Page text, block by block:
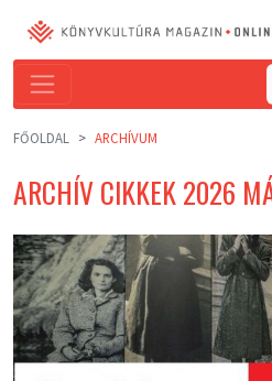
FŐOLDAL ARCHÍVUM
ARCHÍV CIKKEK 2026